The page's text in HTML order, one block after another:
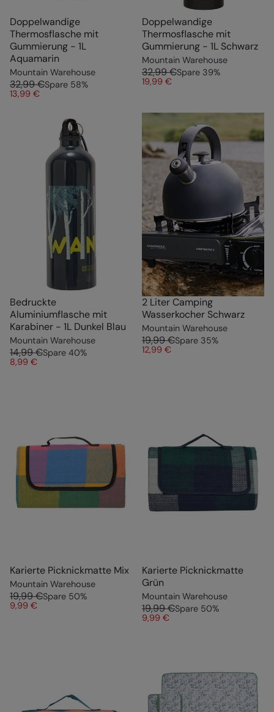
Doppelwandige
Thermosflasche mit
Gummierung - 1L
Aquamarin
Mountain Warehouse
32,99 €Spare 58%
13,99 €
Doppelwandige
Thermosflasche mit
Gummierung - 1L Schwarz
Mountain Warehouse
32,99 €Spare 39%
19,99 €
Bedruckte
Aluminiumflasche mit
Karabiner - 1L Dunkel Blau
Mountain Warehouse
14,99 €Spare 40%
8,99 €
2 Liter Camping
Wasserkocher Schwarz
Mountain Warehouse
19,99 €Spare 35%
12,99 €
Karierte Picknickmatte Mix
Mountain Warehouse
19,99 €Spare 50%
9,99 €
Karierte Picknickmatte
Grün
Mountain Warehouse
19,99 €Spare 50%
9,99 €